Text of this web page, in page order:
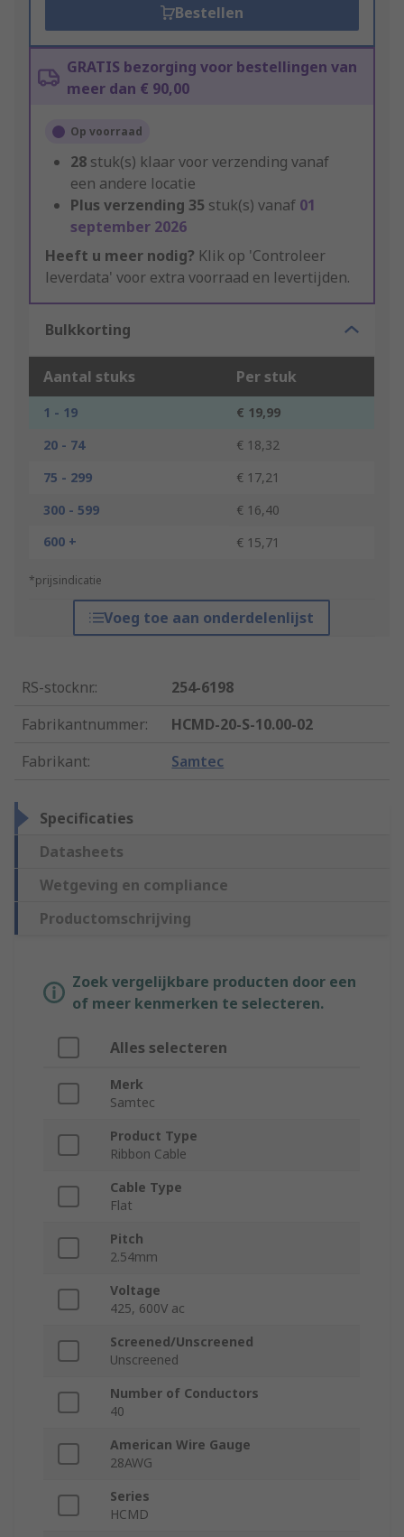
Bestellen
GRATIS bezorging voor bestellingen van
meer dan € 90,00
Op voorraad
28 stuk(s) klaar voor verzending vanaf
een andere locatie
Plus verzending 35 stuk(s) vanaf 01
september 2026
Heeft u meer nodig? Klik op 'Controleer
leverdata' voor extra voorraad en levertijden.
Bulkkorting
Aantal stuks Per stuk
1 - 19
€ 19,99
20 - 74
€ 18,32
75 - 299
€ 17,21
300 - 599
€ 16,40
600 +
€ 15,71
*prijsindicatie
Voeg toe aan onderdelenlijst
RS-stocknr.:
254-6198
Fabrikantnummer:
HCMD-20-S-10.00-02
Fabrikant: Samtec
Specificaties
Datasheets
Wetgeving en compliance
Productomschrijving
Zoek vergelijkbare producten door een
of meer kenmerken te selecteren.
Alles selecteren
Merk
Samtec
Product Type
Ribbon Cable
Cable Type
Flat
Pitch
2.54mm
Voltage
425, 600V ac
Screened/Unscreened
Unscreened
Number of Conductors
40
American Wire Gauge
28AWG
Series
HCMD